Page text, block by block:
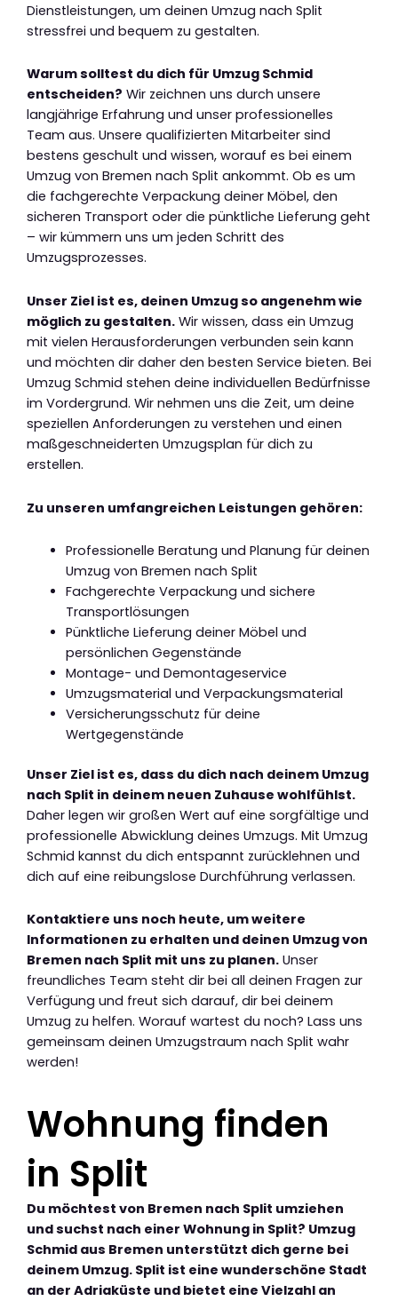
Dienstleistungen, um deinen Umzug nach Split
stressfrei und bequem zu gestalten.
Warum solltest du dich für Umzug Schmid
entscheiden? Wir zeichnen uns durch unsere
langjährige Erfahrung und unser professionelles
Team aus. Unsere qualifizierten Mitarbeiter sind
bestens geschult und wissen, worauf es bei einem
Umzug von Bremen nach Split ankommt. Ob es um
die fachgerechte Verpackung deiner Möbel, den
sicheren Transport oder die pünktliche Lieferung geht
– wir kümmern uns um jeden Schritt des
Umzugsprozesses.
Unser Ziel ist es, deinen Umzug so angenehm wie
möglich zu gestalten. Wir wissen, dass ein Umzug
mit vielen Herausforderungen verbunden sein kann
und möchten dir daher den besten Service bieten. Bei
Umzug Schmid stehen deine individuellen Bedürfnisse
im Vordergrund. Wir nehmen uns die Zeit, um deine
speziellen Anforderungen zu verstehen und einen
maßgeschneiderten Umzugsplan für dich zu
erstellen.
Zu unseren umfangreichen Leistungen gehören:
Professionelle Beratung und Planung für deinen
Umzug von Bremen nach Split
Fachgerechte Verpackung und sichere
Transportlösungen
Pünktliche Lieferung deiner Möbel und
persönlichen Gegenstände
Montage- und Demontageservice
Umzugsmaterial und Verpackungsmaterial
Versicherungsschutz für deine
Wertgegenstände
Unser Ziel ist es, dass du dich nach deinem Umzug
nach Split in deinem neuen Zuhause wohlfühlst.
Daher legen wir großen Wert auf eine sorgfältige und
professionelle Abwicklung deines Umzugs. Mit Umzug
Schmid kannst du dich entspannt zurücklehnen und
dich auf eine reibungslose Durchführung verlassen.
Kontaktiere uns noch heute, um weitere
Informationen zu erhalten und deinen Umzug von
Bremen nach Split mit uns zu planen. Unser
freundliches Team steht dir bei all deinen Fragen zur
Verfügung und freut sich darauf, dir bei deinem
Umzug zu helfen. Worauf wartest du noch? Lass uns
gemeinsam deinen Umzugstraum nach Split wahr
werden!
Wohnung finden
in Split
Du möchtest von Bremen nach Split umziehen
und suchst nach einer Wohnung in Split? Umzug
Schmid aus Bremen unterstützt dich gerne bei
deinem Umzug. Split ist eine wunderschöne Stadt
an der Adriaküste und bietet eine Vielzahl an